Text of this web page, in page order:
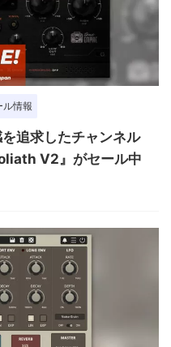
ル情報
追求したチャンネル
V2』がセール中